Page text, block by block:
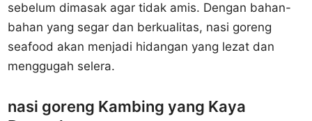
sebelum dimasak agar tidak amis. Dengan bahan-
bahan yang segar dan berkualitas, nasi goreng
seafood akan menjadi hidangan yang lezat dan
menggugah selera.
nasi goreng Kambing yang Kaya